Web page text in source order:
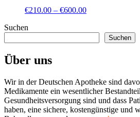
€210.00 – €600.00Preisspanne:
€600.00
Suchen
Suchen
Über uns
Wir in der Deutschen Apotheke sind
Medikamente ein wesentlicher
Gesundheitsversorgung sind und dass
haben, eine sichere, kostengünstige und